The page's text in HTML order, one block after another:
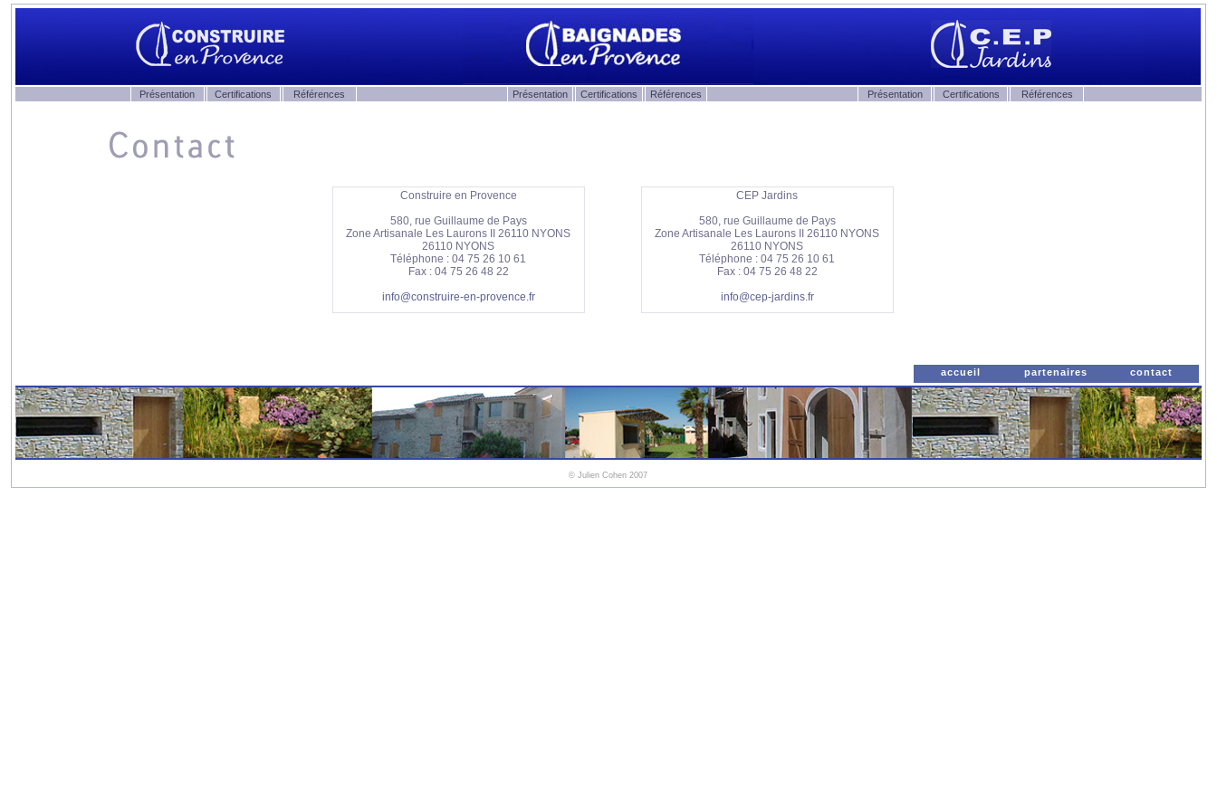
Présentation Certifications Références Présentation Certifications Références Présentation Certifications Références
Construire en Provence
580, rue Guillaume de Pays
Zone Artisanale Les Laurons II 26110 NYONS
26110 NYONS
Téléphone : 04 75 26 10 61
Fax : 04 75 26 48 22
info@construire-en-provence.fr
CEP Jardins
580, rue Guillaume de Pays
Zone Artisanale Les Laurons II 26110 NYONS
26110 NYONS
Téléphone : 04 75 26 10 61
Fax : 04 75 26 48 22
info@cep-jardins.fr
accueil partenaires contact
©Julien Cohen 2007